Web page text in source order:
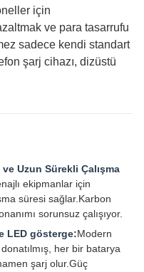
için
ve para tasarrufu
sadece kendi standart
şarj cihazı, dizüstü
Uzun Sürekli Çalışma
ekipmanlar için
süresi sağlar.Karbon
sorunsuz çalışıyor.
LED gösterge:Modern
her bir batarya
şarj olur.Güç